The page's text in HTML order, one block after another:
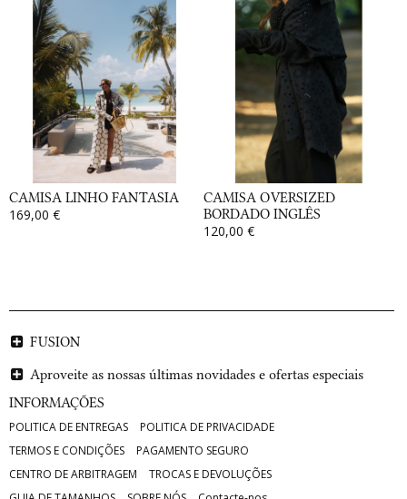
CAMISA LINHO FANTASIA
169,00 €
CAMISA OVERSIZED
BORDADO INGLÊS
120,00 €
FUSION
Aproveite as nossas últimas novidades e ofertas especiais
INFORMAÇÕES
POLITICA DE ENTREGAS
POLITICA DE PRIVACIDADE
TERMOS E CONDIÇÕES
PAGAMENTO SEGURO
CENTRO DE ARBITRAGEM
TROCAS E DEVOLUÇÕES